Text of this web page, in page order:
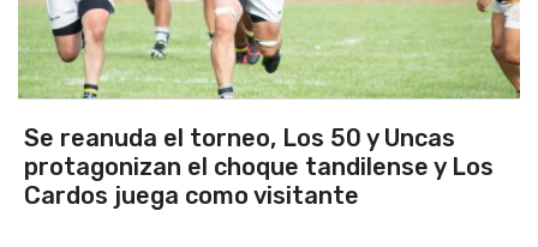
Uncas
y Los
Este sábado desde las 13 hs
Santamarina-San Martín por
FM 97.1 - Radio Tandil